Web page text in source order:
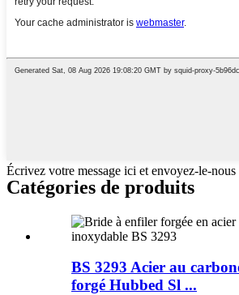
Écrivez votre message ici et envoyez-le-nous
Catégories de produits
BS 3293 Acier au
forgé Hubbed Sl ...